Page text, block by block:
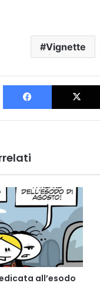
Vignette
Facebook
all’esodo